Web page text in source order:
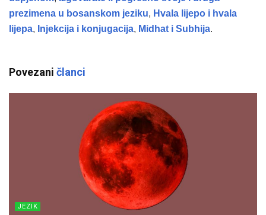
prezimena u bosanskom jeziku, Hvala lijepo i hvala
lijepa, Injekcija i konjugacija, Midhat i Subhija.
Povezani članci
JEZIK